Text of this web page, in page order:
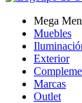
Mega
Muebles
Exterior
Marcas
Outlet